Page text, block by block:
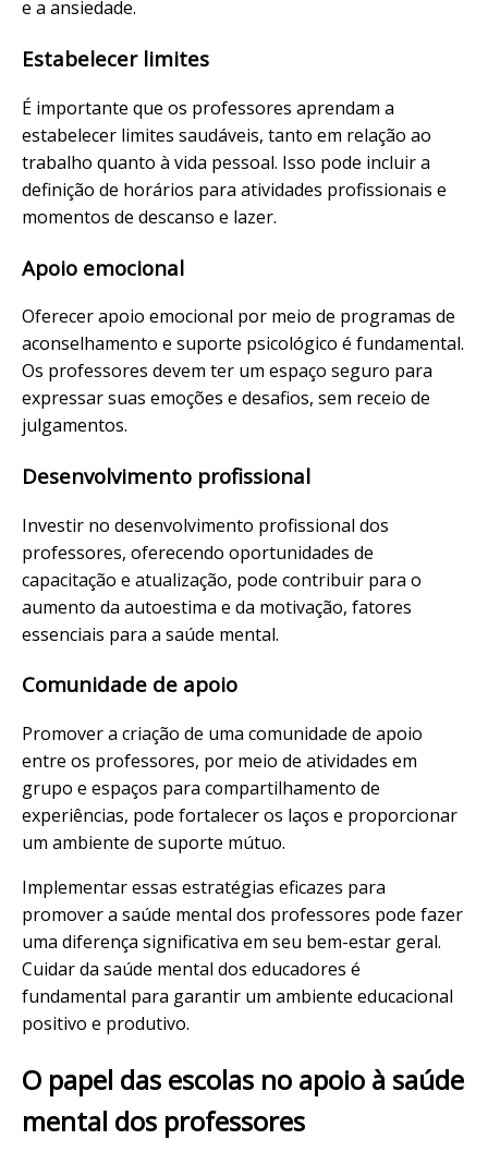
e a ansiedade.
Estabelecer limites
É importante que os professores aprendam a
estabelecer limites saudáveis, tanto em relação ao
trabalho quanto à vida pessoal. Isso pode incluir a
definição de horários para atividades profissionais e
momentos de descanso e lazer.
Apoio emocional
Oferecer apoio emocional por meio de programas de
aconselhamento e suporte psicológico é fundamental.
Os professores devem ter um espaço seguro para
expressar suas emoções e desafios, sem receio de
julgamentos.
Desenvolvimento profissional
Investir no desenvolvimento profissional dos
professores, oferecendo oportunidades de
capacitação e atualização, pode contribuir para o
aumento da autoestima e da motivação, fatores
essenciais para a saúde mental.
Comunidade de apoio
Promover a criação de uma comunidade de apoio
entre os professores, por meio de atividades em
grupo e espaços para compartilhamento de
experiências, pode fortalecer os laços e proporcionar
um ambiente de suporte mútuo.
Implementar essas estratégias eficazes para
promover a saúde mental dos professores pode fazer
uma diferença significativa em seu bem-estar geral.
Cuidar da saúde mental dos educadores é
fundamental para garantir um ambiente educacional
positivo e produtivo.
O papel das escolas no apoio à saúde
mental dos professores